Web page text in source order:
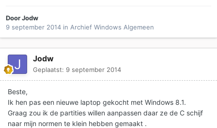
DoorJodw
9 september 2014 in Archief Windows Algemeen
Jodw
Geplaatst: 9 september 2014
Beste,
Ik hen pas een nieuwe laptop gekocht met Windows 8.1.
Graag zou ik de partities willen aanpassen daar ze de C schijf
naar mijn normen te klein hebben gemaakt .